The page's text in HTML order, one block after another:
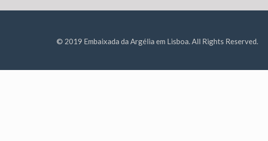
© 2019 Embaixada da Argélia em Lisboa. All Rights Reserved.